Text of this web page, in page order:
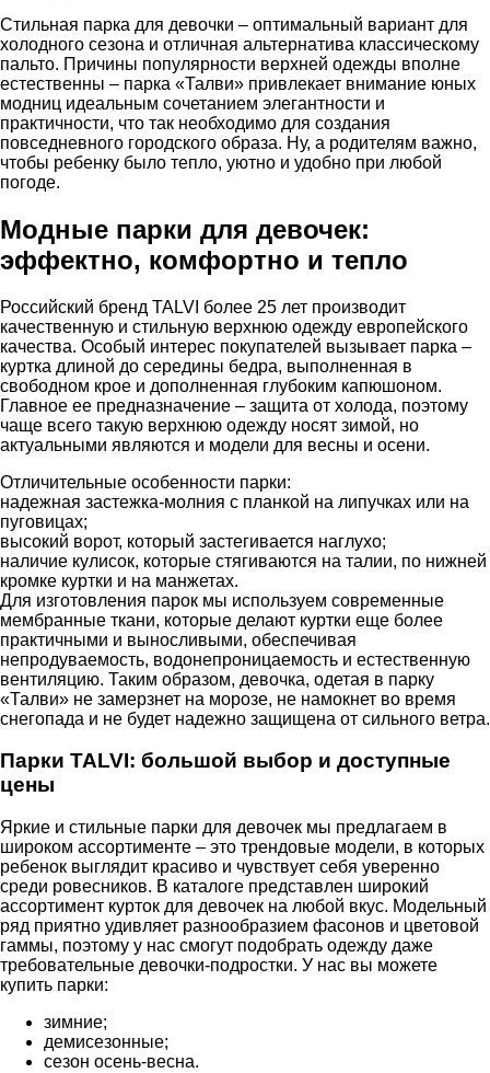
Стильная парка для девочки – оптимальный вариант для
холодного сезона и отличная альтернатива классическому
пальто. Причины популярности верхней одежды вполне
естественны – парка «Талви» привлекает внимание юных
модниц идеальным сочетанием элегантности и
практичности, что так необходимо для создания
повседневного городского образа. Ну, а родителям важно,
чтобы ребенку было тепло, уютно и удобно при любой
погоде.
Модные парки для девочек:
эффектно, комфортно и тепло
Российский бренд TALVI более 25 лет производит
качественную и стильную верхнюю одежду европейского
качества. Особый интерес покупателей вызывает парка –
куртка длиной до середины бедра, выполненная в
свободном крое и дополненная глубоким капюшоном.
Главное ее предназначение – защита от холода, поэтому
чаще всего такую верхнюю одежду носят зимой, но
актуальными являются и модели для весны и осени.
Отличительные особенности парки:
надежная застежка-молния с планкой на липучках или на
пуговицах;
высокий ворот, который застегивается наглухо;
наличие кулисок, которые стягиваются на талии, по нижней
кромке куртки и на манжетах.
Для изготовления парок мы используем современные
мембранные ткани, которые делают куртки еще более
практичными и выносливыми, обеспечивая
непродуваемость, водонепроницаемость и естественную
вентиляцию. Таким образом, девочка, одетая в парку
«Талви» не замерзнет на морозе, не намокнет во время
снегопада и не будет надежно защищена от сильного ветра.
Парки TALVI: большой выбор и доступные
цены
Яркие и стильные парки для девочек мы предлагаем в
широком ассортименте – это трендовые модели, в которых
ребенок выглядит красиво и чувствует себя уверенно
среди ровесников. В каталоге представлен широкий
ассортимент курток для девочек на любой вкус. Модельный
ряд приятно удивляет разнообразием фасонов и цветовой
гаммы, поэтому у нас смогут подобрать одежду даже
требовательные девочки-подростки. У нас вы можете
купить парки:
зимние;
демисезонные;
сезон осень-весна.